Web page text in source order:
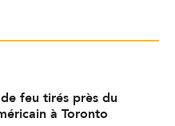
feu tirés près du
à Toronto